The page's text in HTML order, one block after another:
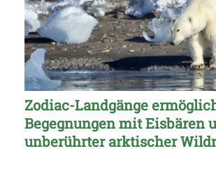
Zodiac-Landgänge
Begegnungen mit Eisbären
unberührter arktischer